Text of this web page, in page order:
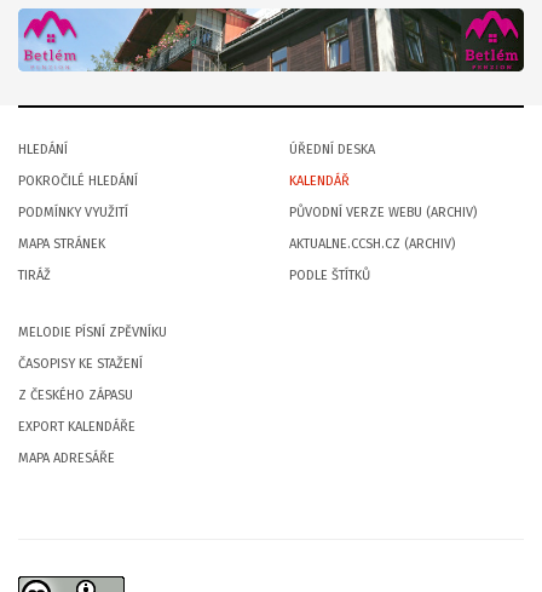
HLEDÁNÍ
POKROČILÉ HLEDÁNÍ
PODMÍNKY VYUŽITÍ
MAPA STRÁNEK
TIRÁŽ
ÚŘEDNÍ DESKA
KALENDÁŘ
PŮVODNÍ VERZE WEBU (ARCHIV)
AKTUALNE.CCSH.CZ (ARCHIV)
PODLE ŠTÍTKŮ
MELODIE PÍSNÍ ZPĚVNÍKU
ČASOPISY KE STAŽENÍ
Z ČESKÉHO ZÁPASU
EXPORT KALENDÁŘE
MAPA ADRESÁŘE